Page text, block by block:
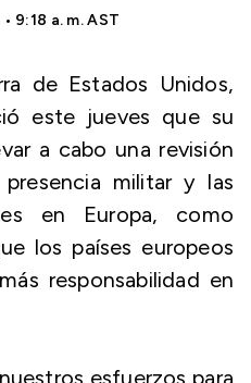
9:18 a. m. AST
de Estados Unidos,
este jueves que su
a cabo una revisión
militar y las
en Europa, como
los países europeos
responsabilidad en
esfuerzos para